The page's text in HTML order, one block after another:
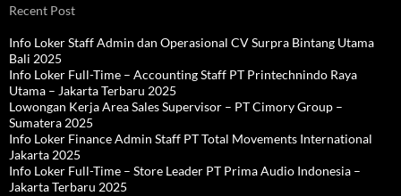
Recent Post
Info Loker Staff Admin dan Operasional CV Surpra Bintang Utama
Bali 2025
Info Loker Full-Time – Accounting Staff PT Printechnindo Raya
Utama – Jakarta Terbaru 2025
Lowongan Kerja Area Sales Supervisor – PT Cimory Group –
Sumatera 2025
Info Loker Finance Admin Staff PT Total Movements International
Jakarta 2025
Info Loker Full-Time – Store Leader PT Prima Audio Indonesia –
Jakarta Terbaru 2025